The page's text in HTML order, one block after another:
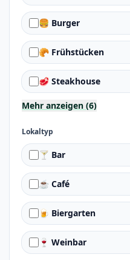
🍔 Burger
🥐 Frühstücken
🥩 Steakhouse
Mehr anzeigen (6)
Lokaltyp
🍸 Bar
☕ Café
🍺 Biergarten
🍷 Weinbar